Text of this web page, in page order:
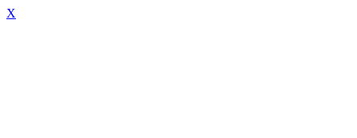
X